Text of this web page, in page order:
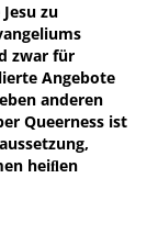
zu
zwar für
Angebote
anderen
Queerness ist
heiﬂen